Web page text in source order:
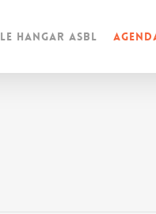
Le Hangar ASBL